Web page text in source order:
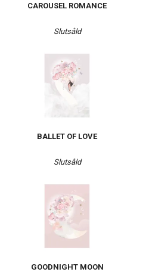
CAROUSEL ROMANCE
Slutsåld
BALLET OF LOVE
Slutsåld
GOODNIGHT MOON